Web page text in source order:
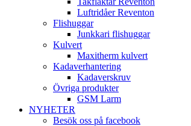
Luftridåer Reventon
Flishuggar
Junkkari flishuggar
Kulvert
Maxitherm kulvert
Kadaverhantering
Kadaverskruv
Övriga produkter
GSM Larm
NYHETER
Besök oss på facebook